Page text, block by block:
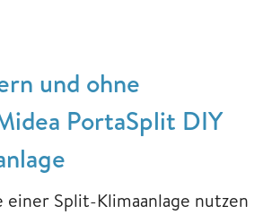
und ohne
PortaSplit DIY
Split-Klimaanlage nutzen